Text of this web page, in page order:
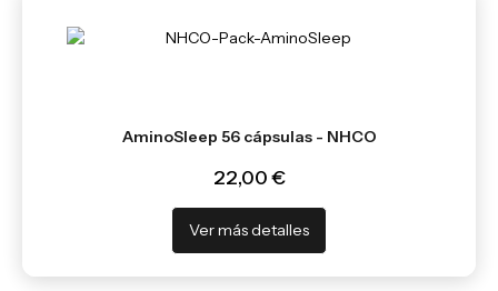
AminoSleep 56 cápsulas - NHCO
22,00 €
Ver más detalles